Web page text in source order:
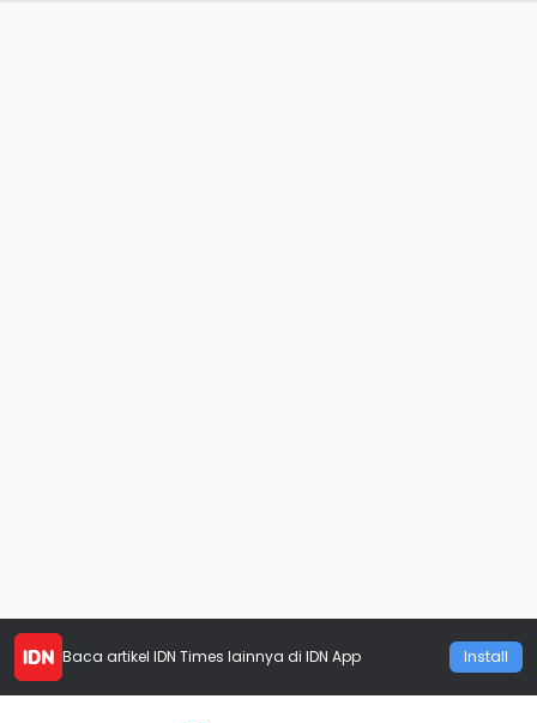
Baca artikel IDN Times lainnya di IDN App Install